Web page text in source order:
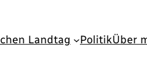
Landtag PolitikÜber